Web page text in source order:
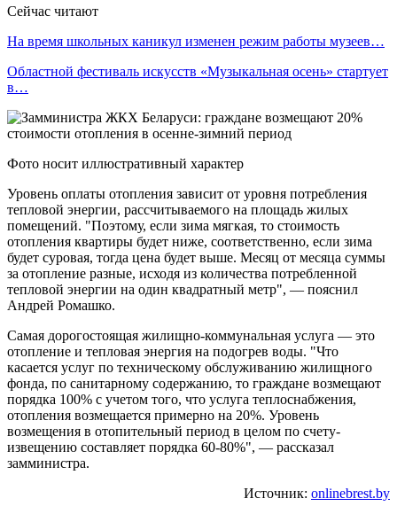
Сейчас читают
На время школьных каникул изменен режим работы музеев…
Областной фестиваль искусств «Музыкальная осень» стартует
в…
Фото носит иллюстративный характер
Уровень оплаты отопления зависит от уровня потребления
тепловой энергии, рассчитываемого на площадь жилых
помещений. "Поэтому, если зима мягкая, то стоимость
отопления квартиры будет ниже, соответственно, если зима
будет суровая, тогда цена будет выше. Месяц от месяца суммы
за отопление разные, исходя из количества потребленной
тепловой энергии на один квадратный метр", — пояснил
Андрей Ромашко.
Самая дорогостоящая жилищно-коммунальная услуга — это
отопление и тепловая энергия на подогрев воды. "Что
касается услуг по техническому обслуживанию жилищного
фонда, по санитарному содержанию, то граждане возмещают
порядка 100% с учетом того, что услуга теплоснабжения,
отопления возмещается примерно на 20%. Уровень
возмещения в отопительный период в целом по счету-
извещению составляет порядка 60-80%", — рассказал
замминистра.
Источник: onlinebrest.by